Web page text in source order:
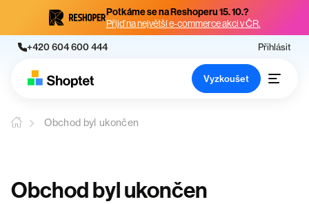
Potkáme se na Reshoperu 15. 10.?
Přijď na největší e-commerce akci v ČR.
+420 604 600 444 Přihlásit
Vyzkoušet
Obchod byl ukončen
Obchod byl ukončen